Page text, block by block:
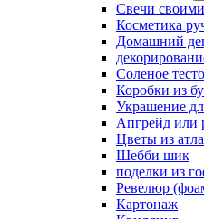
Свечи
Косметика
Домашний
Соленое тесто
Коробки из
Украшение
Апгрейд или
Цветы из
Шебби шик
поделки из
Ревелюр
Картонаж